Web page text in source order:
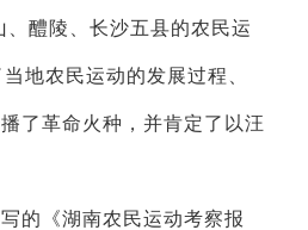
醴陵、长沙五县的农民运
地农民运动的发展过程、
了革命火种，并肯定了以汪
的《湖南农民运动考察报